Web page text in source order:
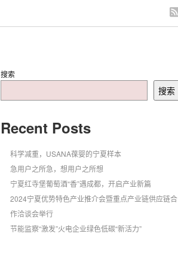
搜索
搜索
Recent Posts
科学减重，USANA葆婴的宁夏样本
急用户之所急，想用户之所想
宁夏红寺堡葡萄酒“香”遇成都，开启产业新篇
2024宁夏优势特色产业推介会暨重点产业链供应链合
作洽谈会举行
节能监察“激发”火电企业绿色低碳“新活力”